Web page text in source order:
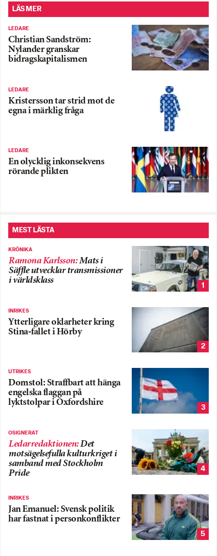
LÄS MER
LEDARE
Christian Sandström:
Nylander granskar
bidragskapitalismen
LEDARE
Kristersson tar strid mot de
egna i märklig fråga
LEDARE
En olycklig inkonsekvens
rörande plikten
MEST LÄSTA
KRÖNIKA
Ramona Karlsson:Mats i
Säffle utvecklar transmissioner
i världsklass
1
INRIKES
Ytterligare oklarheter kring
Stina-fallet i Hörby
2
UTRIKES
Domstol: Straffbart att hänga
engelska flaggan på
lyktstolpar i Oxfordshire
3
OSIGNERAT
Ledarredaktionen:Det
motsägelsefulla kulturkriget i
samband med Stockholm
Pride
4
INRIKES
Jan Emanuel: Svensk politik
har fastnat i personkonflikter
5